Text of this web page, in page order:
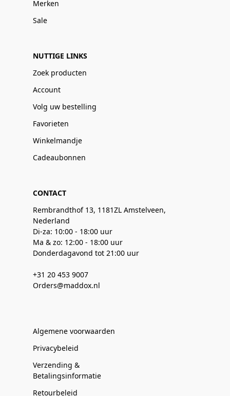
Merken
Sale
NUTTIGE LINKS
Zoek producten
Account
Volg uw bestelling
Favorieten
Winkelmandje
Cadeaubonnen
CONTACT
Rembrandthof 13, 1181ZL Amstelveen,
Nederland
Di-za: 10:00 - 18:00 uur
Ma & zo: 12:00 - 18:00 uur
Donderdagavond tot 21:00 uur
+31 20 453 9007
Orders@maddox.nl
Algemene voorwaarden
Privacybeleid
Verzending &
Betalingsinformatie
Retourbeleid